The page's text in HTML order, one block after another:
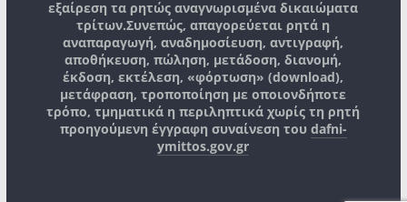
εξαίρεση τα ρητώς αναγνωρισμένα δικαιώματα
τρίτων.Συνεπώς, απαγορεύεται ρητά η
αναπαραγωγή, αναδημοσίευση, αντιγραφή,
αποθήκευση, πώληση, μετάδοση, διανομή,
έκδοση, εκτέλεση, «φόρτωση» (download),
μετάφραση, τροποποίηση με οποιονδήποτε
τρόπο, τμηματικά η περιληπτικά χωρίς τη ρητή
προηγούμενη έγγραφη συναίνεση του dafni-
ymittos.gov.gr